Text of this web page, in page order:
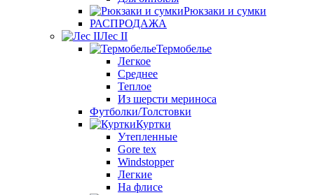
Рюкзаки и сумки
РАСПРОДАЖА
Лес II
Термобелье
Легкое
Среднее
Теплое
Из шерсти мериноса
Футболки/Толстовки
Куртки
Утепленные
Gore tex
Windstopper
Легкие
На флисе